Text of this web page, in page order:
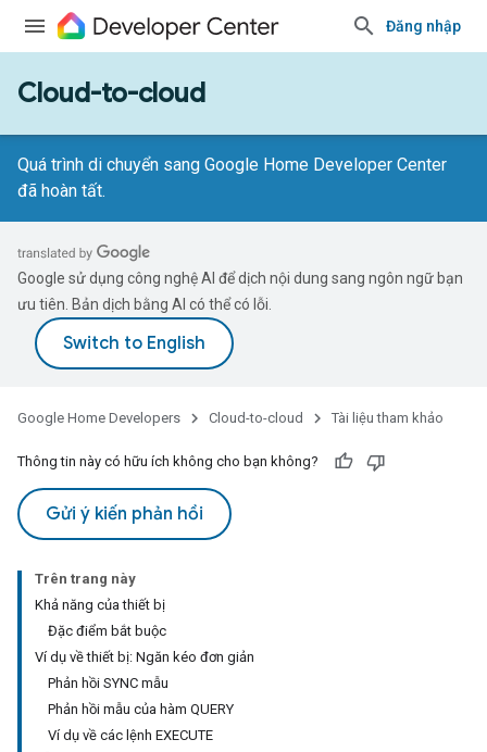
Đăng nhập
Cloud-to-cloud
Quá trình di chuyển sang Google Home Developer Center
đã hoàn tất.
Google sử dụng công nghệ AI để dịch nội dung sang ngôn ngữ bạn
ưu tiên. Bản dịch bằng AI có thể có lỗi.
Google Home Developers Cloud-to-cloud Tài liệu tham khảo
Thông tin này có hữu ích không cho bạn không?
Gửi ý kiến phản hồi
Trên trang này
Khả năng của thiết bị
Đặc điểm bắt buộc
Ví dụ về thiết bị: Ngăn kéo đơn giản
Phản hồi SYNC mẫu
Phản hồi mẫu của hàm QUERY
Ví dụ về các lệnh EXECUTE